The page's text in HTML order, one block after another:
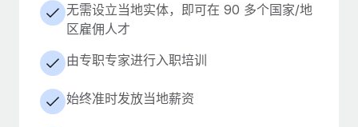
无需设立当地实体，即可在 90 多个国家/地
区雇佣人才
由专职专家进行入职培训
始终准时发放当地薪资